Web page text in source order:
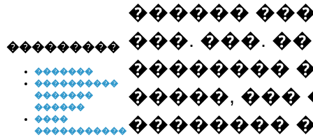
���������
�������
����������
�������
������
����
�����������
������
���. ���.
��������
�����, ���
��������